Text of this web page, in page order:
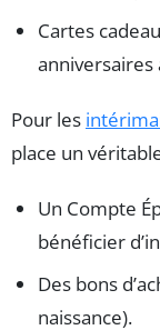
Cartes
anniversaires
Pour les
place un
Un Compte
bénéficier
Des bons
naissance).